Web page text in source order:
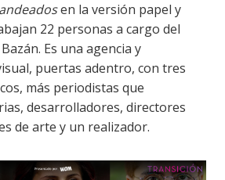
en la versión papel y
22 personas a cargo del
Es una agencia y
puertas adentro, con tres
más periodistas que
desarrolladores, directores
de arte y un realizador.